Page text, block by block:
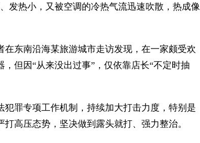
热小，又被空调的冷热气流迅速吹散，热成像
东南沿海某旅游城市走访发现，在一家颇受欢
但因“从来没出过事”，仅依靠店长“不定时抽
罪专项工作机制，持续加大打击力度，特别是
高压态势，坚决做到露头就打、强力整治。